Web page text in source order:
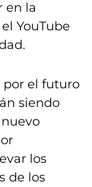
en la
YouTube
por el futuro
siendo
los
de los